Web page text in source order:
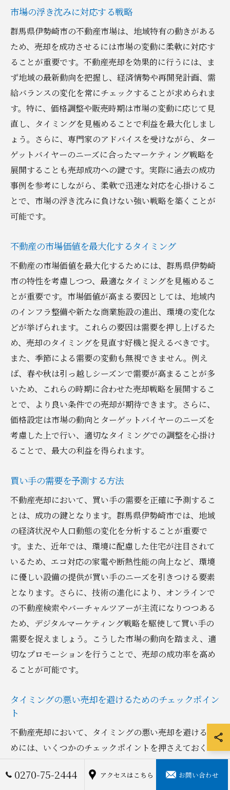
市場の浮き沈みに対応する戦略
群馬県伊勢崎市の不動産市場は、地域特有の動きがある
ため、売却を成功させるには市場の変動に柔軟に対応す
ることが重要です。不動産売却を効果的に行うには、ま
ず地域の最新動向を把握し、経済情勢や再開発計画、需
給バランスの変化を常にチェックすることが求められま
す。特に、価格調整や販売時期は市場の変動に応じて見
直し、タイミングを見極めることで利益を最大化しまし
ょう。さらに、専門家のアドバイスを受けながら、ター
ゲットバイヤーのニーズに合ったマーケティング戦略を
展開することも売却成功への鍵です。実際に過去の成功
事例を参考にしながら、柔軟で迅速な対応を心掛けるこ
とで、市場の浮き沈みに負けない強い戦略を築くことが
可能です。
不動産の市場価値を最大化するタイミング
不動産の市場価値を最大化するためには、群馬県伊勢崎
市の特性を考慮しつつ、最適なタイミングを見極めるこ
とが重要です。市場価値が高まる要因としては、地域内
のインフラ整備や新たな商業施設の進出、環境の変化な
どが挙げられます。これらの要因は需要を押し上げるた
め、売却のタイミングを見直す好機と捉えるべきです。
また、季節による需要の変動も無視できません。例え
ば、春や秋は引っ越しシーズンで需要が高まることが多
いため、これらの時期に合わせた売却戦略を展開するこ
とで、より良い条件での売却が期待できます。さらに、
価格設定は市場の動向とターゲットバイヤーのニーズを
考慮した上で行い、適切なタイミングでの調整を心掛け
ることで、最大の利益を得られます。
買い手の需要を予測する方法
不動産売却において、買い手の需要を正確に予測するこ
とは、成功の鍵となります。群馬県伊勢崎市では、地域
の経済状況や人口動態の変化を分析することが重要で
す。また、近年では、環境に配慮した住宅が注目されて
いるため、エコ対応の家電や断熱性能の向上など、環境
に優しい設備の提供が買い手のニーズを引きつける要素
となります。さらに、技術の進化により、オンラインで
の不動産検索やバーチャルツアーが主流になりつつある
ため、デジタルマーケティング戦略を駆使して買い手の
需要を捉えましょう。こうした市場の動向を踏まえ、適
切なプロモーションを行うことで、売却の成功率を高め
ることが可能です。
タイミングの悪い売却を避けるためのチェックポイン
ト
不動産売却において、タイミングの悪い売却を避けるた
めには、いくつかのチェックポイントを押さえておくこ
とが重要です。まず、群馬県伊勢崎市の不動産市場の動
向を常にウォッチし、価格の下落が予想される時期を避
0270-75-2444 アクセスはこちら お問い合わせ